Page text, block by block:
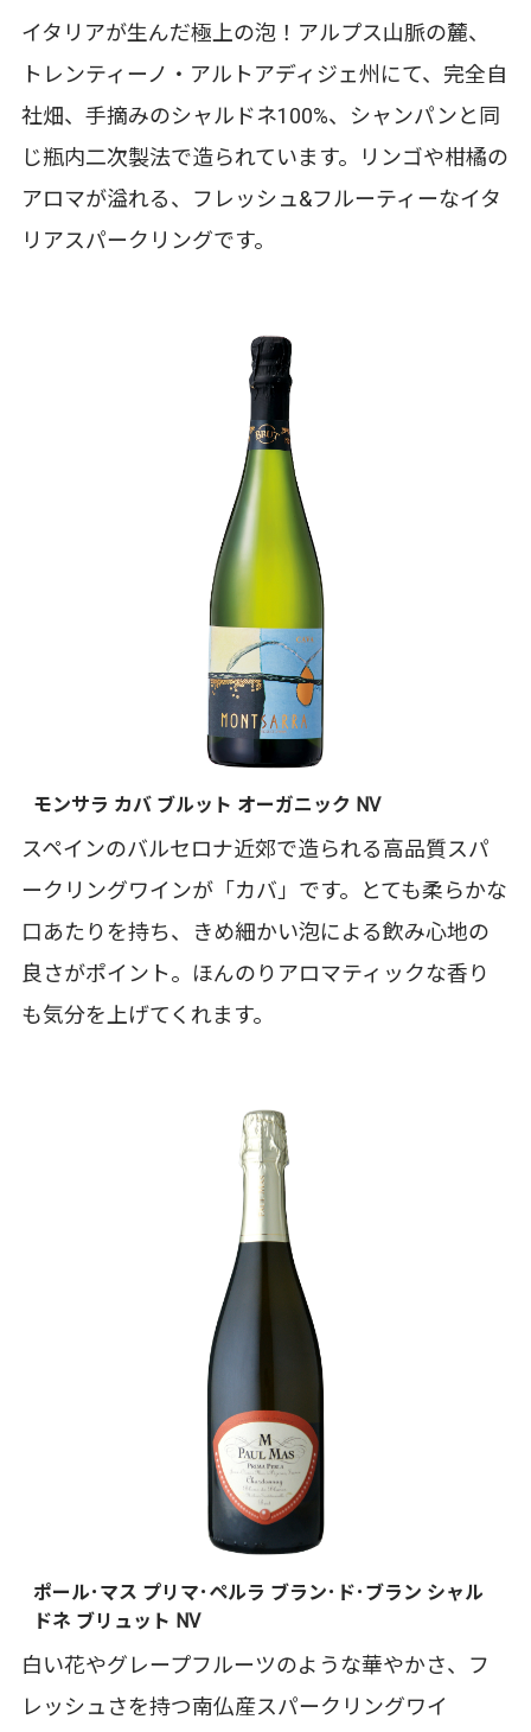
イタリアが生んだ極上の泡！アルプス山脈の麓、
トレンティーノ・アルトアディジェ州にて、完全自
社畑、手摘みのシャルドネ100%、シャンパンと同
じ瓶内二次製法で造られています。リンゴや柑橘の
アロマが溢れる、フレッシュ&フルーティーなイタ
リアスパークリングです。
モンサラ カバ ブルット オーガニック NV
スペインのバルセロナ近郊で造られる高品質スパ
ークリングワインが「カバ」です。とても柔らかな
口あたりを持ち、きめ細かい泡による飲み心地の
良さがポイント。ほんのりアロマティックな香り
も気分を上げてくれます。
ポール･マス プリマ･ペルラ ブラン･ド･ブラン シャル
ドネ ブリュット NV
白い花やグレープフルーツのような華やかさ、フ
レッシュさを持つ南仏産スパークリングワイ